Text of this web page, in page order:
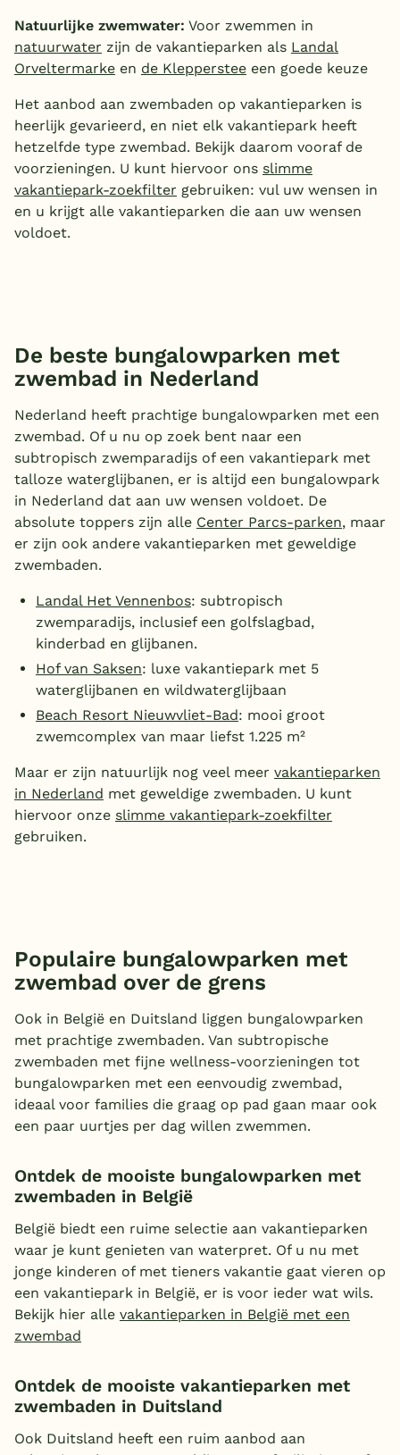
Natuurlijke zwemwater: Voor zwemmen in
natuurwater zijn de vakantieparken als Landal
Orveltermarke en de Klepperstee een goede keuze
Het aanbod aan zwembaden op vakantieparken is
heerlijk gevarieerd, en niet elk vakantiepark heeft
hetzelfde type zwembad. Bekijk daarom vooraf de
voorzieningen. U kunt hiervoor ons slimme
vakantiepark-zoekfilter gebruiken: vul uw wensen in
en u krijgt alle vakantieparken die aan uw wensen
voldoet.
De beste bungalowparken met
zwembad in Nederland
Nederland heeft prachtige bungalowparken met een
zwembad. Of u nu op zoek bent naar een
subtropisch zwemparadijs of een vakantiepark met
talloze waterglijbanen, er is altijd een bungalowpark
in Nederland dat aan uw wensen voldoet. De
absolute toppers zijn alle Center Parcs-parken, maar
er zijn ook andere vakantieparken met geweldige
zwembaden.
Landal Het Vennenbos: subtropisch
zwemparadijs, inclusief een golfslagbad,
kinderbad en glijbanen.
Hof van Saksen: luxe vakantiepark met 5
waterglijbanen en wildwaterglijbaan
Beach Resort Nieuwvliet-Bad: mooi groot
zwemcomplex van maar liefst 1.225 m²
Maar er zijn natuurlijk nog veel meer vakantieparken
in Nederland met geweldige zwembaden. U kunt
hiervoor onze slimme vakantiepark-zoekfilter
gebruiken.
Populaire bungalowparken met
zwembad over de grens
Ook in België en Duitsland liggen bungalowparken
met prachtige zwembaden. Van subtropische
zwembaden met fijne wellness-voorzieningen tot
bungalowparken met een eenvoudig zwembad,
ideaal voor families die graag op pad gaan maar ook
een paar uurtjes per dag willen zwemmen.
Ontdek de mooiste bungalowparken met
zwembaden in België
België biedt een ruime selectie aan vakantieparken
waar je kunt genieten van waterpret. Of u nu met
jonge kinderen of met tieners vakantie gaat vieren op
een vakantiepark in België, er is voor ieder wat wils.
Bekijk hier alle vakantieparken in België met een
zwembad
Ontdek de mooiste vakantieparken met
zwembaden in Duitsland
Ook Duitsland heeft een ruim aanbod aan